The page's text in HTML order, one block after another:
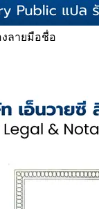
ลายมือชื่อ